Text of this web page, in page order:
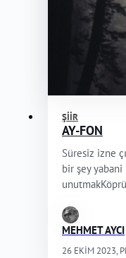
ŞIIR
AY-FON
Süresiz izne
bir şey
MEHMET AYCI
26 EKIM 2023,